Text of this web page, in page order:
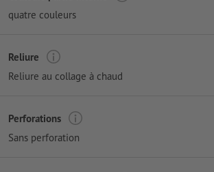
quatre couleurs
Reliure
Reliure au collage à chaud
Perforations
Sans perforation